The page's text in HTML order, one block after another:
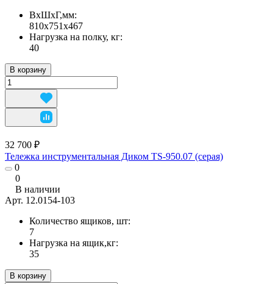
ВхШхГ,мм:
810х751х467
Нагрузка на полку, кг:
40
В корзину
32 700 ₽
Тележка инструментальная Диком TS-950.07 (серая)
0
0
В наличии
Арт. 12.0154-103
Количество ящиков, шт:
7
Нагрузка на ящик,кг:
35
В корзину